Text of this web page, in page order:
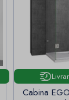
Cabina